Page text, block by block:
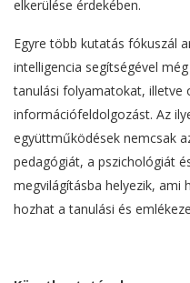
elkerülése érdekében.
Egyre több kutatás fókuszál
intelligencia segítségével
tanulási folyamatokat, illetve
információfeldolgozást. Az
együttműködések nemcsak
pedagógiát, a pszichológiát
megvilágításba helyezik,
hozhat a tanulási és